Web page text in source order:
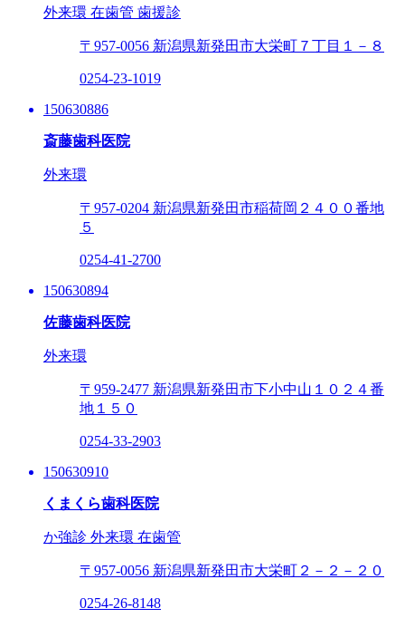
外来環 在歯管 歯援診
〒957-0056 新潟県新発田市大栄町７丁目１－８
0254-23-1019
150630886
斎藤歯科医院
外来環
〒957-0204 新潟県新発田市稲荷岡２４００番地
５
0254-41-2700
150630894
佐藤歯科医院
外来環
〒959-2477 新潟県新発田市下小中山１０２４番
地１５０
0254-33-2903
150630910
くまくら歯科医院
か強診 外来環 在歯管
〒957-0056 新潟県新発田市大栄町２－２－２０
0254-26-8148